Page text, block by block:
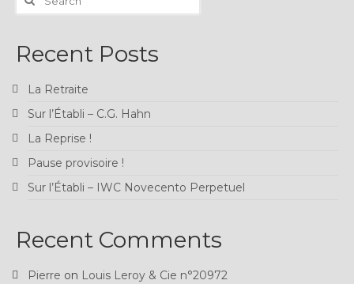
for:
Recent Posts
La Retraite
Sur l’Établi – C.G. Hahn
La Reprise !
Pause provisoire !
Sur l’Établi – IWC Novecento Perpetuel
Recent Comments
Pierre on Louis Leroy & Cie n°20972